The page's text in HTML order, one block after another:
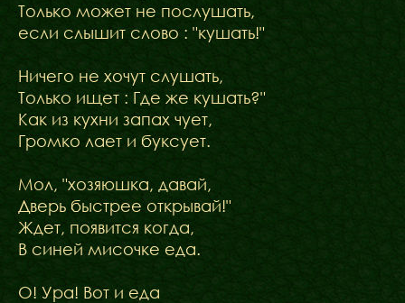
Только может не послушать,
если слышит слово : "кушать!"
Ничего не хочут слушать,
Только ищет : Где же кушать?"
Как из кухни запах чует,
Громко лает и буксует.
Мол, "хозяюшка, давай,
Дверь быстрее открывай!"
Ждет, появится когда,
В синей мисочке еда.
О! Ура! Вот и еда